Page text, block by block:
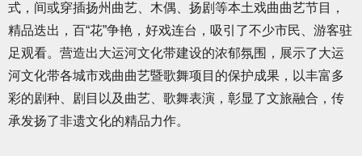
式，间或穿插扬州曲艺、木偶、扬剧等本土戏曲曲艺节目，
精品迭出，百“花”争艳，好戏连台，吸引了不少市民、游客驻
足观看。营造出大运河文化带建设的浓郁氛围，展示了大运
河文化带各城市戏曲曲艺暨歌舞项目的保护成果，以丰富多
彩的剧种、剧目以及曲艺、歌舞表演，彰显了文旅融合，传
承发扬了非遗文化的精品力作。